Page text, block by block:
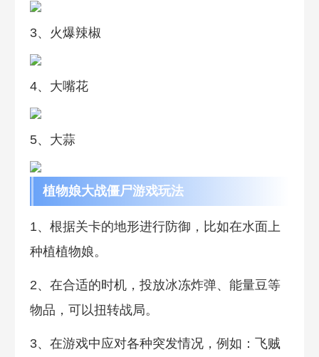
3、火爆辣椒
4、大嘴花
5、大蒜
植物娘大战僵尸游戏玩法
1、根据关卡的地形进行防御，比如在水面上
种植植物娘。
2、在合适的时机，投放冰冻炸弹、能量豆等
物品，可以扭转战局。
3、在游戏中应对各种突发情况，例如：飞贼